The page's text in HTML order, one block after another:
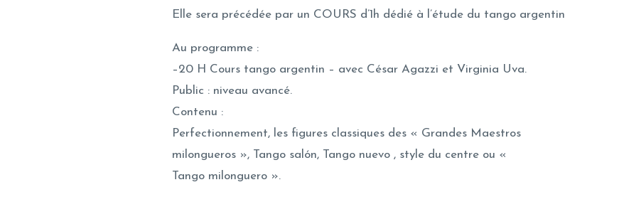
Elle sera précédée par un COURS d’1h dédié à l’étude du tango argentin
​Au programme :
–20 H Cours tango argentin – avec César Agazzi et Virginia Uva.
Public : niveau avancé.
Contenu :
Perfectionnement, les figures classiques des « Grandes Maestros
milongueros », Tango salón, Tango nuevo , style du centre ou «
Tango milonguero ».